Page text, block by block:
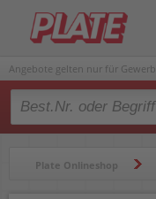
Angebote gelten nur für
Type 2 or more characters
Plate Onlineshop